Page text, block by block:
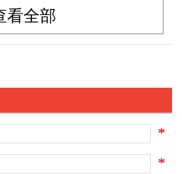
卫、实用、休闲等元素巧
发出独特的魅力。
为品味追求者的首选。从
泼可爱的设计，到大方实
DD鞋子为消费者带来了多
看全部
*
*